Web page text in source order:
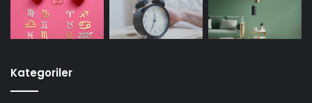
Kategoriler